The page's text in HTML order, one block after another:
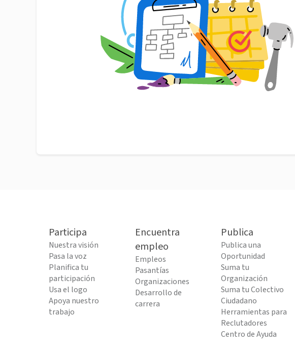
Participa
Nuestra visión
Pasa la voz
Planifica tu
participación
Usa el logo
Apoya nuestro
trabajo
Encuentra
empleo
Empleos
Pasantías
Organizaciones
Desarrollo de
carrera
Publica
Publica una
Oportunidad
Suma tu
Organización
Suma tu Colectivo
Ciudadano
Herramientas para
Reclutadores
Centro de Ayuda